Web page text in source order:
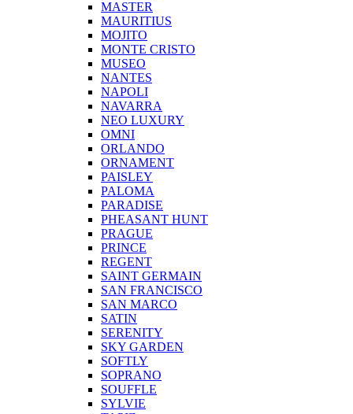
MASTER
MAURITIUS
MOJITO
MONTE CRISTO
MUSEO
NANTES
NAPOLI
NAVARRA
NEO LUXURY
OMNI
ORLANDO
ORNAMENT
PAISLEY
PALOMA
PARADISE
PHEASANT HUNT
PRAGUE
PRINCE
REGENT
SAINT GERMAIN
SAN FRANCISCO
SAN MARCO
SATIN
SERENITY
SKY GARDEN
SOFTLY
SOPRANO
SOUFFLE
SYLVIE